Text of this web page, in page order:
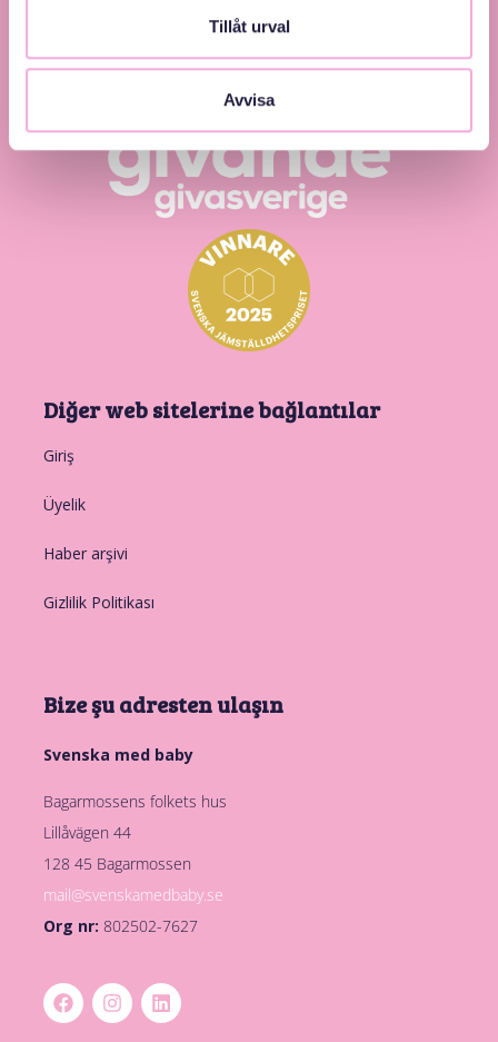
Tillåt urval
Avvisa
Diğer web sitelerine bağlantılar
Giriş
Üyelik
Haber arşivi
Gizlilik Politikası
Bize şu adresten ulaşın
Svenska med baby
Bagarmossens folkets hus
Lillåvägen 44
128 45 Bagarmossen
mail@svenskamedbaby.se
Org nr: 802502-7627